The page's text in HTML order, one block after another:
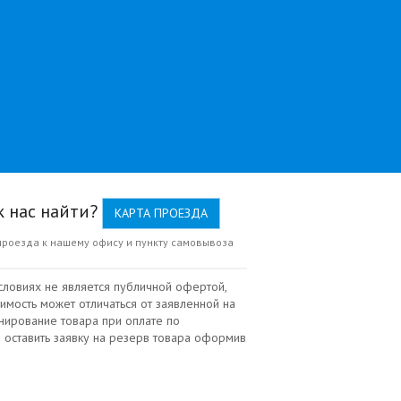
нас найти? КАРТА ПРОЕЗДА
к нашему офису и пункту самовывоза
не является публичной офертой,
может отличаться от заявленной на
товара при оплате по
заявку на резерв товара оформив